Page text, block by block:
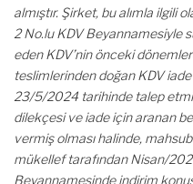
almıştır. Şirket, bu alımla
2 No.lu KDV Beyannamesiyle
eden KDV’nin önceki
teslimlerinden doğan KDV
23/5/2024 tarihinde talep
dilekçesi ve iade için aranan
vermiş olması halinde,
mükellef tarafından Nisan/
Beyannamesinde indirim